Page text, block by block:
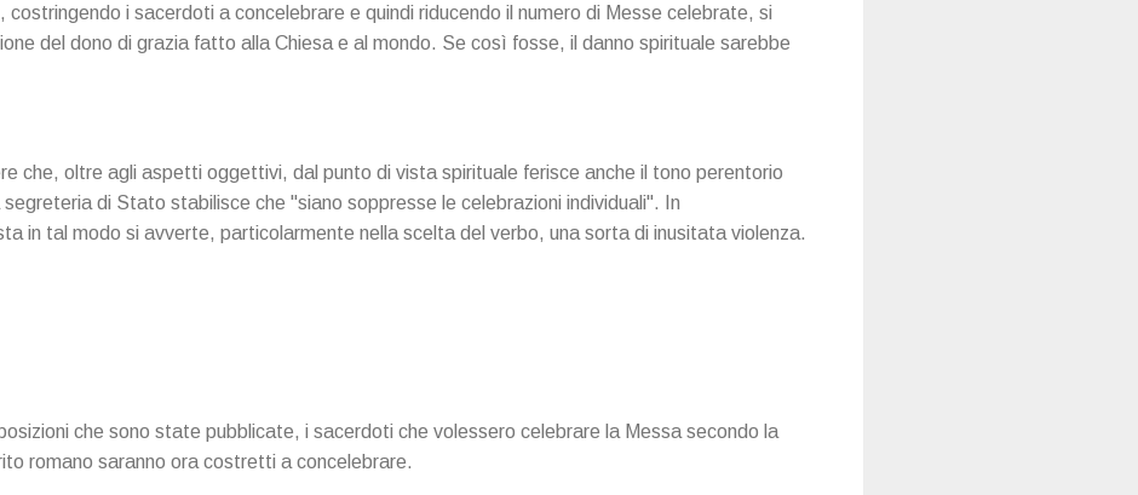
costringendo i sacerdoti a concelebrare e quindi riducendo il numero di Messe celebrate, si
del dono di grazia fatto alla Chiesa e al mondo. Se così fosse, il danno spirituale sarebbe
che, oltre agli aspetti oggettivi, dal punto di vista spirituale ferisce anche il tono perentorio
di Stato stabilisce che "siano soppresse le celebrazioni individuali". In
in tal modo si avverte, particolarmente nella scelta del verbo, una sorta di inusitata violenza.
che sono state pubblicate, i sacerdoti che volessero celebrare la Messa secondo la
romano saranno ora costretti a concelebrare.